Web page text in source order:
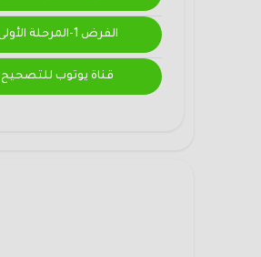
الفرض 1-المرحلة الأولى
قناة يوتوب للتصحيح